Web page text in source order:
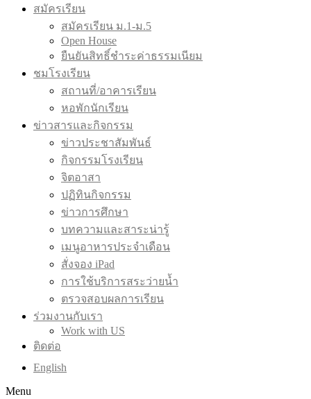
สมัครเรียน
สมัครเรียน ม.1-ม.5
Open House
ยืนยันสิทธิ์ชำระค่าธรรมเนียม
ชมโรงเรียน
สถานที่/อาคารเรียน
หอพักนักเรียน
ข่าวสารและกิจกรรม
ข่าวประชาสัมพันธ์
กิจกรรมโรงเรียน
จิตอาสา
ปฏิทินกิจกรรม
ข่าวการศึกษา
บทความและสาระน่ารู้
เมนูอาหารประจำเดือน
สั่งจอง iPad
การใช้บริการสระว่ายน้ำ
ตรวจสอบผลการเรียน
ร่วมงานกับเรา
Work with US
ติดต่อ
English
Menu